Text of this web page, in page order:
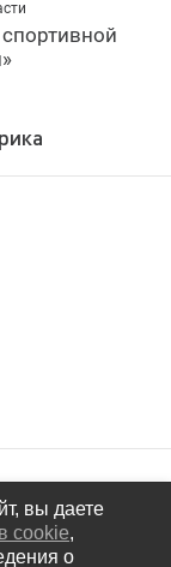
вы даете
cookie,
о